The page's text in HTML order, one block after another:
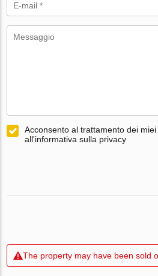
Acconsento al trattamento dei
all'informativa sulla privacy
The property may have been sold